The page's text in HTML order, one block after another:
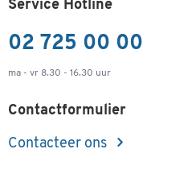
Service Hotline
02 725 00 00
ma - vr 8.30 - 16.30 uur
Contactformulier
Contacteer ons